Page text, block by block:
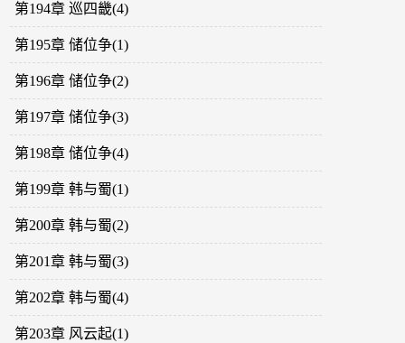
第194章 巡四畿(4)
第195章 储位争(1)
第196章 储位争(2)
第197章 储位争(3)
第198章 储位争(4)
第199章 韩与蜀(1)
第200章 韩与蜀(2)
第201章 韩与蜀(3)
第202章 韩与蜀(4)
第203章 风云起(1)